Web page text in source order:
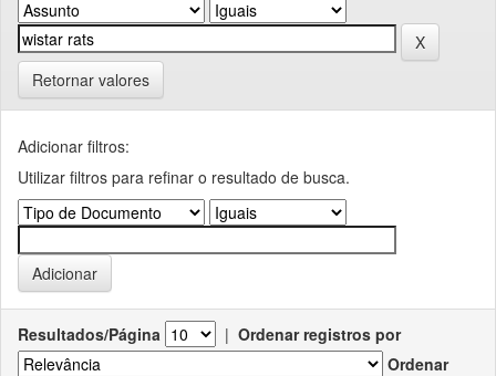
Retornar valores
Adicionar filtros:
Utilizar filtros para refinar o resultado de busca.
Resultados/Página | Ordenar registros por
Ordenar